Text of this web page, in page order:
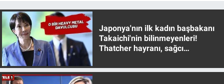
Japonya'nın ilk kadın başbakanı
Takaichi'nin bilinmeyenleri!
Thatcher hayranı, sağcı
Türkiye'nin Geleceği
Türkiye'nin Gündemi
Yerel Gündem